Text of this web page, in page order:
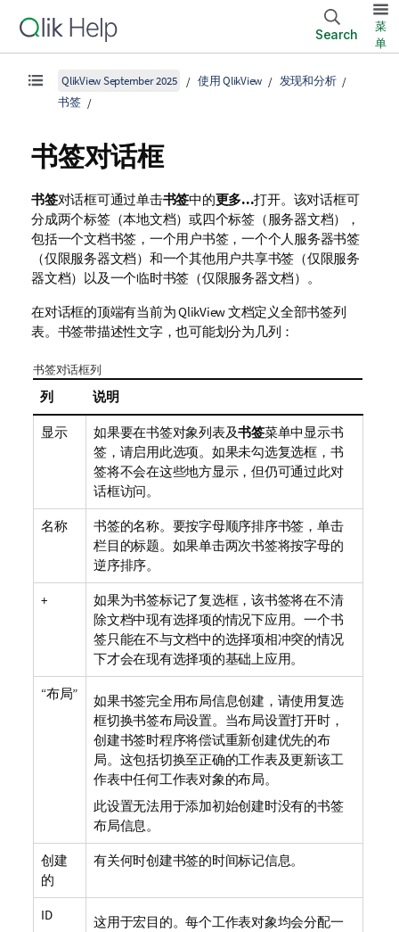
Search
菜
单
QlikView September 2025 使用 QlikView
发现和分析
书签
书签对话框
书签对话框可通过单击书签中的更多...打开。该对话框可
分成两个标签（本地文档）或四个标签（服务器文档），
包括一个文档书签，一个用户书签，一个个人服务器书签
（仅限服务器文档）和一个其他用户共享书签（仅限服务
器文档）以及一个临时书签（仅限服务器文档）。
在对话框的顶端有当前为 QlikView 文档定义全部书签列
表。书签带描述性文字，也可能划分为几列：
书签对话框列
列 说明
显示 如果要在书签对象列表及书签菜单中显示书
签，请启用此选项。如果未勾选复选框，书
签将不会在这些地方显示，但仍可通过此对
话框访问。
名称
书签的名称。要按字母顺序排序书签，单击
栏目的标题。如果单击两次书签将按字母的
逆序排序。
+
如果为书签标记了复选框，该书签将在不清
除文档中现有选择项的情况下应用。一个书
签只能在不与文档中的选择项相冲突的情况
下才会在现有选择项的基础上应用。
“布局”
如果书签完全用布局信息创建，请使用复选
框切换书签布局设置。当布局设置打开时，
创建书签时程序将偿试重新创建优先的布
局。这包括切换至正确的工作表及更新该工
作表中任何工作表对象的布局。
此设置无法用于添加初始创建时没有的书签
布局信息。
创建
的
有关何时创建书签的时间标记信息。
ID
这用于宏目的。每个工作表对象均会分配一